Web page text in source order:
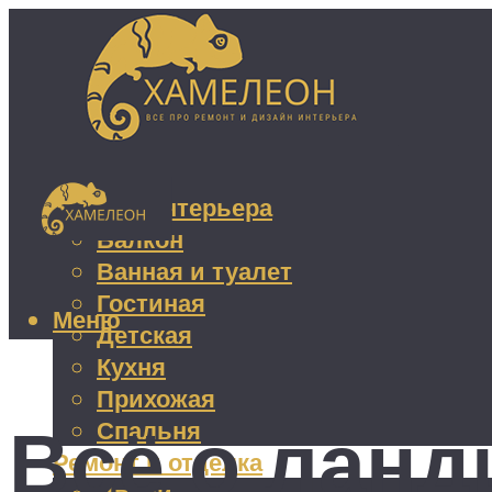
Дизайн интерьера
Балкон
Ванная и туалет
Гостиная
Детская
Кухня
Прихожая
Спальня
Ремонт и отделка
Меню
Всё о